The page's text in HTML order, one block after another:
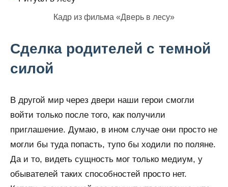
Кадр из фильма «Дверь в лесу»
Сделка родителей с темной
силой
В другой мир через двери наши герои смогли
войти только после того, как получили
приглашение. Думаю, в ином случае они просто не
могли бы туда попасть, тупо бы ходили по поляне.
Да и то, видеть сущность мог только медиум, у
обывателей таких способностей просто нет.